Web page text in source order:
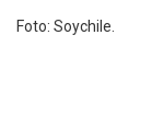
Foto: Soychile.